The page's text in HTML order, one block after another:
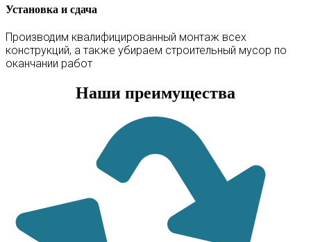
Установка и сдача
Производим квалифицированный монтаж всех
конструкций, а также убираем строительный мусор по
оканчании работ
Наши преимущества